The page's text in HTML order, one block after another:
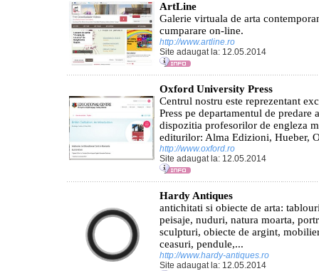
ArtLine
Galerie virtuala de arta
cumparare on-line.
http://www.artline.ro
Site adaugat la: 12.05.2014
Oxford University Press
Centrul nostru este reprezentant
Press pe departamentul de predare
dispozitia profesorilor de engleza
editurilor: Alma Edizioni, Hueber,
http://www.oxford.ro
Site adaugat la: 12.05.2014
Hardy Antiques
antichitati si obiecte de arta:
peisaje, nuduri, natura moarta,
sculpturi, obiecte de argint,
ceasuri, pendule,...
http://www.hardy-antiques.ro
Site adaugat la: 12.05.2014